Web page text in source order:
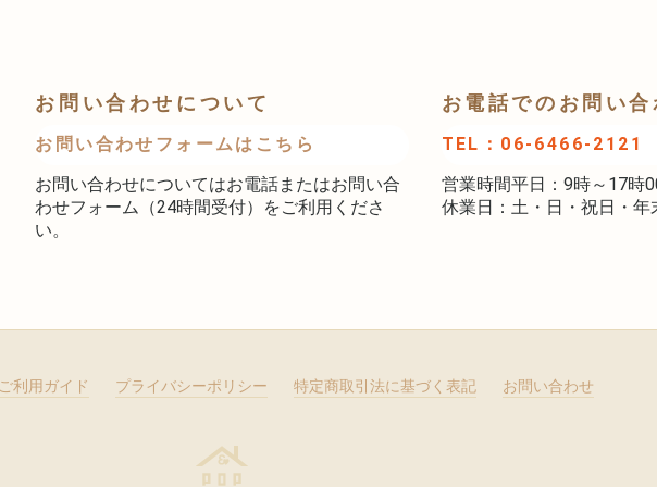
お問い合わせについて
お問い合わせフォームはこちら
お問い合わせについてはお電話またはお問い合
わせフォーム（24時間受付）をご利用くださ
い。
お電話でのお問い合
TEL：06-6466-2121
営業時間平日：9時～17時
休業日：土・日・祝日・年
ご利用ガイド プライバシーポリシー 特定商取引法に基づく表記 お問い合わせ